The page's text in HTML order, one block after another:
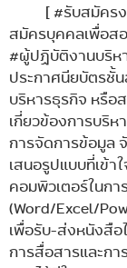
[ #รับสมัคร
สมัครบุคคลเพื่อส
#ผู้ปฏิบัติงานบริห
ประกาศนียบัตรชั้น
บริหารธุรกิจ หรือ
เกี่ยวข้องการบริ
การจัดการข้อมูล
เสนอรูปแบบที่เข้า
คอมพิวเตอร์ในก
(Word/Excel/
เพื่อรับ-ส่งหนังสือ
การสื่อสารและก